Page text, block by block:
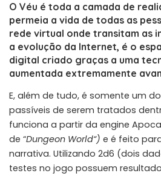
O Véu é toda a camada de
permeia a vida de todas as
rede virtual onde transitam as
a evolução da Internet, é o
digital criado graças a uma
aumentada extremamente
E, além de tudo, é somente um
passíveis de serem tratados
funciona a partir da engine
de “Dungeon World“) e é feito
narrativa. Utilizando 2d6 (dois
testes no jogo possuem